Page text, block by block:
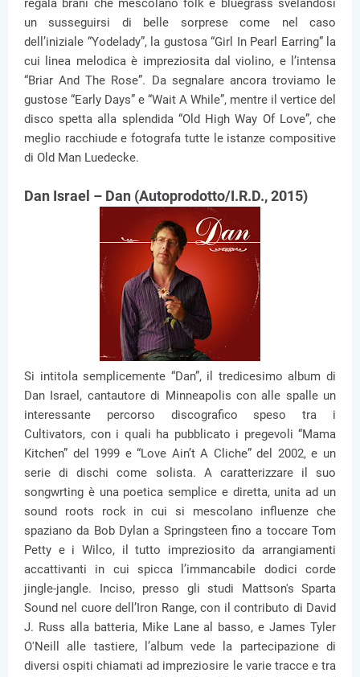
regala brani che mescolano folk e bluegrass svelandosi
un susseguirsi di belle sorprese come nel caso
dell’iniziale “Yodelady”, la gustosa “Girl In Pearl Earring” la
cui linea melodica è impreziosita dal violino, e l’intensa
“Briar And The Rose”. Da segnalare ancora troviamo le
gustose “Early Days” e “Wait A While”, mentre il vertice del
disco spetta alla splendida “Old High Way Of Love”, che
meglio racchiude e fotografa tutte le istanze compositive
di Old Man Luedecke.
Dan Israel – Dan (Autoprodotto/I.R.D., 2015)
Si intitola semplicemente “Dan”, il tredicesimo album di
Dan Israel, cantautore di Minneapolis con alle spalle un
interessante percorso discografico speso tra i
Cultivators, con i quali ha pubblicato i pregevoli “Mama
Kitchen” del 1999 e “Love Ain’t A Cliche” del 2002, e un
serie di dischi come solista. A caratterizzare il suo
songwrting è una poetica semplice e diretta, unita ad un
sound roots rock in cui si mescolano influenze che
spaziano da Bob Dylan a Springsteen fino a toccare Tom
Petty e i Wilco, il tutto impreziosito da arrangiamenti
accattivanti in cui spicca l’immancabile dodici corde
jingle-jangle. Inciso, presso gli studi Mattson's Sparta
Sound nel cuore dell’Iron Range, con il contributo di David
J. Russ alla batteria, Mike Lane al basso, e James Tyler
O'Neill alle tastiere, l’album vede la partecipazione di
diversi ospiti chiamati ad impreziosire le varie tracce e tra